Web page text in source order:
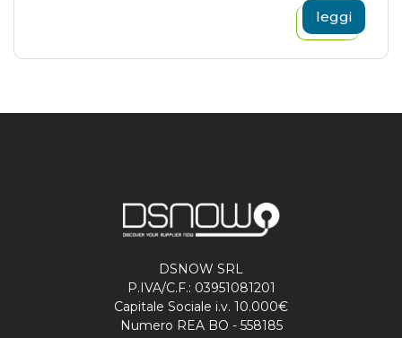
leggi
DSNOW SRL
P.IVA/C.F.: 03951081201
Capitale Sociale i.v. 10.000€
Numero REA BO - 558185